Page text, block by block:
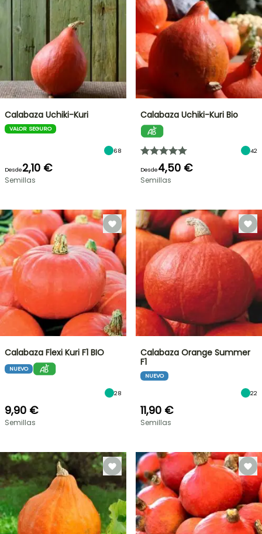
Calabaza Uchiki-Kuri
VALOR SEGURO
68
Desde2,10 €
Semillas
Calabaza Uchiki-Kuri Bio
42
Desde4,50 €
Semillas
Calabaza Flexi Kuri F1 BIO
NUEVO
28
9,90 €
Semillas
Calabaza Orange Summer
F1
NUEVO
22
11,90 €
Semillas